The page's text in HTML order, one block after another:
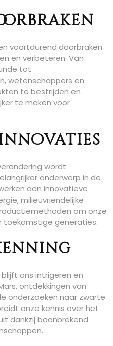
voortdurend doorbraken
en verbeteren. Van
tot
wetenschappers en
te bestrijden en
te maken voor
wordt
onderwerp in de
aan innovatieve
milieuvriendelijke
om onze
generaties.
ons intrigeren en
ontdekkingen van
onderzoeken naar zwarte
onze kennis over het
dankzij baanbrekend